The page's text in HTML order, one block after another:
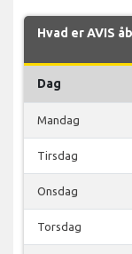
Hvad er AVIS
Dag
Mandag
Tirsdag
Onsdag
Torsdag